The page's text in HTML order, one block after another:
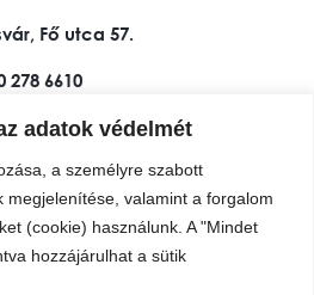
adatok védelmét
a személyre szabott
megjelenítése, valamint a forgalom
(cookie) használunk. A "Mindet
hozzájárulhat a sütik
Fő utca 57.
278 6610